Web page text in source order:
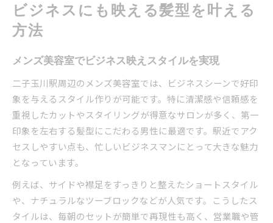
ビジネスにも映える髪型を叶える
方法
メンズ美容室でビジネス映えスタイルを実現
二子玉川駅周辺のメンズ美容室では、ビジネスシーンで好印
象を与えるスタイル作りが可能です。特に清潔感や信頼感を
重視したカットやスタイリングが得意なサロンが多く、第一
印象を左右する髪型にこだわる男性に最適です。駅近でアク
セスしやすい点も、忙しいビジネスマンにとって大きな魅力
となっています。
例えば、サイドや襟足をすっきりと整えたショートスタイル
や、ナチュラルなツーブロックなどが人気です。こうしたス
タイルは、毎朝のセットが簡単で再現性も高く、営業職や管